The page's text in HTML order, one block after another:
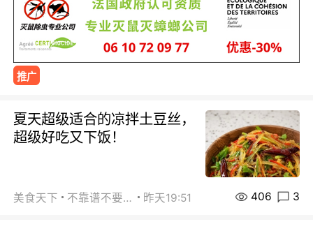
推广
夏天超级适合的凉拌土豆丝，
超级好吃又下饭！
美食天下 不靠谱不要联系 昨天19:51 406 3